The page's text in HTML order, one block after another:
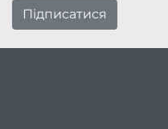
Підписатися